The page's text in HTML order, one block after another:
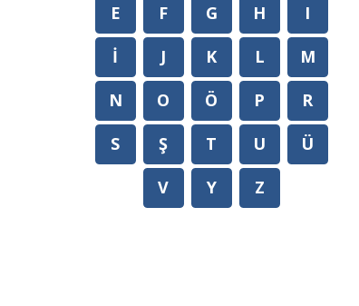
E
F G H
I
İ
J K L
M
N
O Ö P
R
S
Ş T U
Ü
V
Y Z